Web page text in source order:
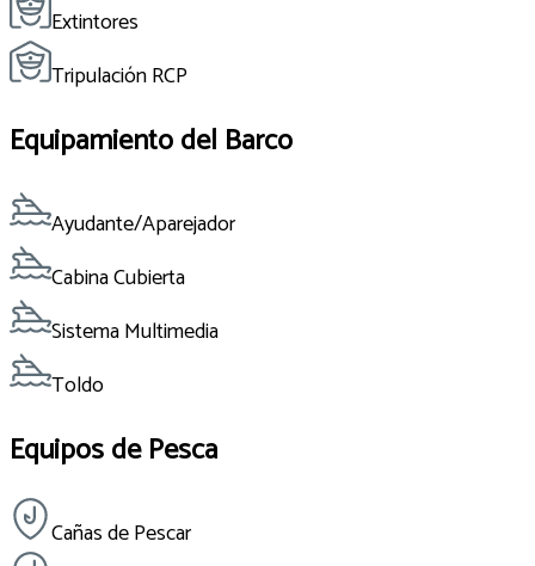
Extintores
Tripulación RCP
Equipamiento del Barco
Ayudante/Aparejador
Cabina Cubierta
Sistema Multimedia
Toldo
Equipos de Pesca
Cañas de Pescar